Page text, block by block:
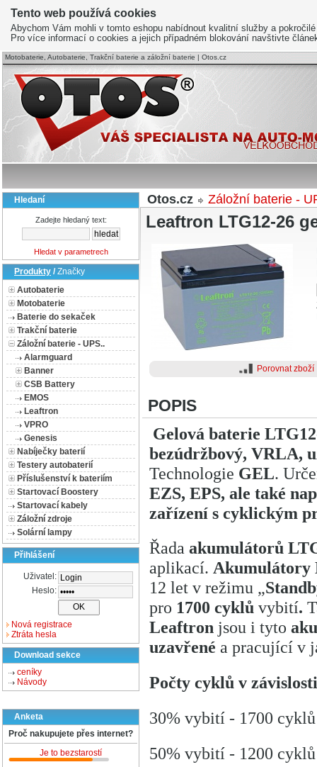
Motobaterie, Autobaterie, Trakční baterie a záložní baterie | Otos.cz
Hledaní
Zadejte hledaný text:
Hledat v parametrech
Produkty /Značky
Autobaterie
Motobaterie
Baterie do sekaček
Trakční baterie
Záložní baterie - UPS..
Alarmguard
Banner
CSB Battery
EMOS
Leaftron
VPRO
Genesis
Nabíječky baterií
Testery autobaterií
Příslušenství k bateriím
Startovací Boostery
Startovací kabely
Záložní zdroje
Solární lampy
Přihlášení
Uživatel:
Heslo:
Nová registrace
Ztráta hesla
Download sekce
ceníky
Návody
Anketa
Proč nakupujete přes internet?
Je to bezstarostí
Otos.cz Záložní baterie -
Leaftron LTG12-26
Porovnat zboží
POPIS
Gelová baterie
bezúdržbový, VRLA,
Technologie GEL.
EZS, EPS, ale také
zařízení s cyklickým
Řada akumulátorů
aplikací. Akumulátory
12 let v režimu „
pro 1700 cyklů vybití.
Leaftron jsou i tyto
uzavřené a pracující v
Počty cyklů v
30% vybití - 1700 cyklů
50% vybití - 1200 cyklů
Tento web používá cookies
Abychom Vám mohli v tomto eshopu nabídnout kvalitní služby a
Pro více informací o cookies a jejich případném blokování navštivte